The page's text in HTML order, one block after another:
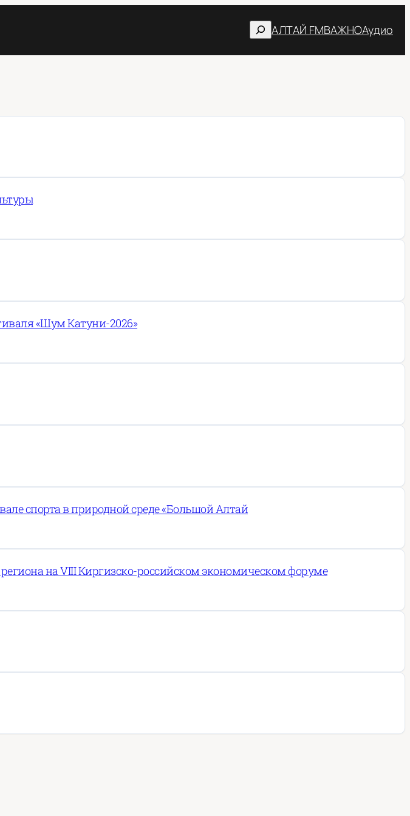
ПоискАЛТАЙ FMВАЖНОАудио
«Шум Катуни-2026»
спорта в природной среде «Большой Алтай
на VIII Киргизско-российском экономическом форуме